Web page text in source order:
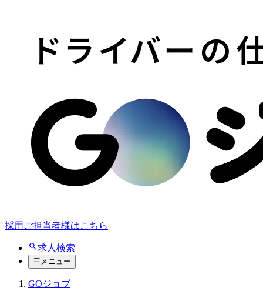
採用ご担当者様はこちら
求人検索
メニュー
GOジョブ